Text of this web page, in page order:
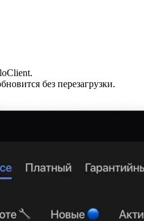
без перезагрузки.